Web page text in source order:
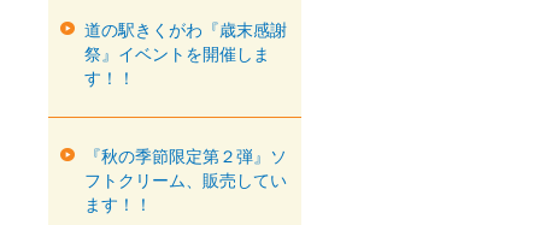
道の駅きくがわ『歳末感謝
祭』イベントを開催しま
す！！
『秋の季節限定第２弾』ソ
フトクリーム、販売してい
ます！！